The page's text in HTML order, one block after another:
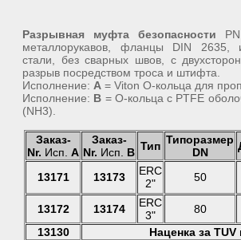
Разрывная муфта безопасности
металлорукавов, фланцы DIN 2635,
стали, без сварных швов, с
разрыв посредством троса и штифта.
Исполнение: A = Viton О-кольца для
Исполнение: B = О-кольца с PTFE
(NH3).
Заказ-
Nr. Исп. А
Заказ-
Nr. Исп. В Тип Типоразмер
DN
13171 13173
ERC
2"
50
13172 13174
ERC
3"
80
13130
Наценка за TUV